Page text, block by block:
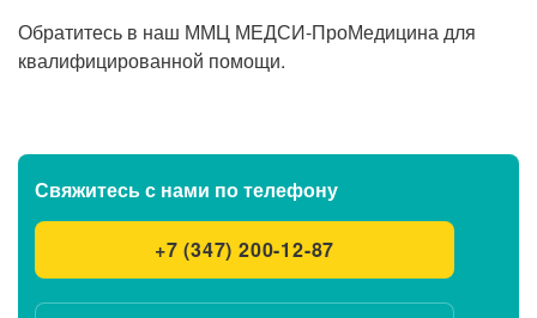
Обратитесь в наш ММЦ МЕДСИ-ПроМедицина для
квалифицированной помощи.
Свяжитесь с нами по телефону
+7 (347) 200-12-87